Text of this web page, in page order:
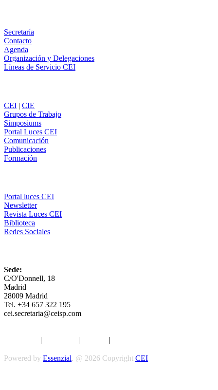
Secretaría
Contacto
Agenda
Organización y Delegaciones
Líneas de Servicio CEI
CEI | CIE
Grupos de Trabajo
Simposiums
Portal Luces CEI
Comunicación
Publicaciones
Formación
Portal luces CEI
Newsletter
Revista Luces CEI
Biblioteca
Redes Sociales
Sede:
C/O'Donnell, 18
Madrid
28009 Madrid
Tel. +34 657 322 195
cei.secretaria@ceisp.com
| | |
Powered by Essenzial. @ 2026 Copyright CEI